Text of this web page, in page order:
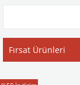
Fırsat Ürünleri